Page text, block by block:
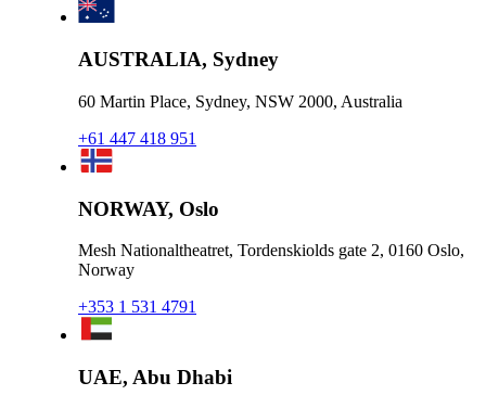
AUSTRALIA, Sydney
60 Martin Place, Sydney, NSW 2000, Australia
+61 447 418 951
NORWAY, Oslo
Mesh Nationaltheatret, Tordenskiolds gate 2, 0160 Oslo,
Norway
+353 1 531 4791
UAE, Abu Dhabi